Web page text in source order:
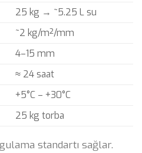
25 kg → ~5.25 L su
~2 kg/m²/mm
4–15 mm
≈ 24 saat
+5°C – +30°C
25 kg torba
standartı sağlar.